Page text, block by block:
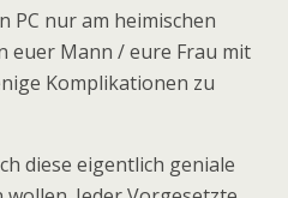
PC nur am heimischen
euer Mann / eure Frau mit
Komplikationen zu
diese eigentlich geniale